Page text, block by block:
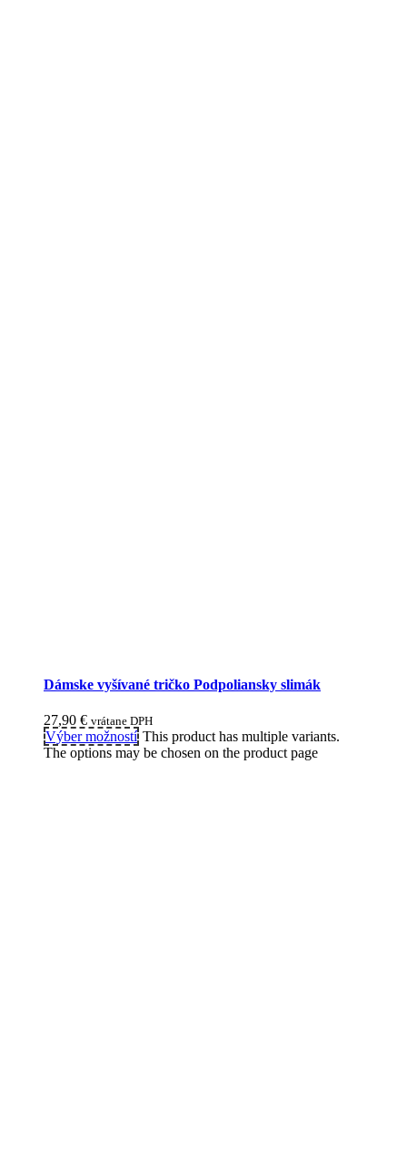
Dámske vyšívané tričko Podpoliansky slimák
27,90 € vrátane DPH
Výber možností This product has multiple variants.
The options may be chosen on the product page